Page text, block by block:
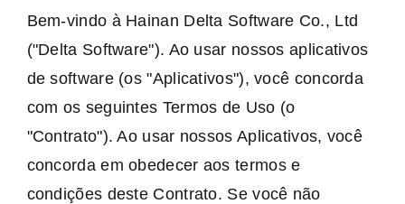
Bem-vindo à Hainan Delta Software Co., Ltd
("Delta Software"). Ao usar nossos aplicativos
de software (os "Aplicativos"), você concorda
com os seguintes Termos de Uso (o
"Contrato"). Ao usar nossos Aplicativos, você
concorda em obedecer aos termos e
condições deste Contrato. Se você não